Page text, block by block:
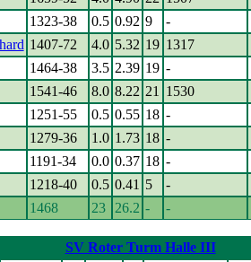
1323-38 0.5 0.92 9 -
1407-72 4.0 5.32 19 1317
1464-38 3.5 2.39 19 -
1541-46 8.0 8.22 21 1530
1251-55 0.5 0.55 18 -
1279-36 1.0 1.73 18 -
1191-34 0.0 0.37 18 -
1218-40 0.5 0.41 5 -
1468 23 26.2 - -
SV Roter Turm Halle III